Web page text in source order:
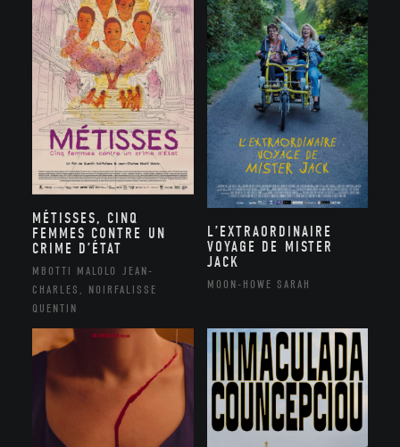
MÉTISSES, CINQ
FEMMES CONTRE UN
CRIME D’ÉTAT
MBOTTI MALOLO JEAN-
CHARLES, NOIRFALISSE
QUENTIN
L’EXTRAORDINAIRE
VOYAGE DE MISTER
JACK
MOON-HOWE SARAH